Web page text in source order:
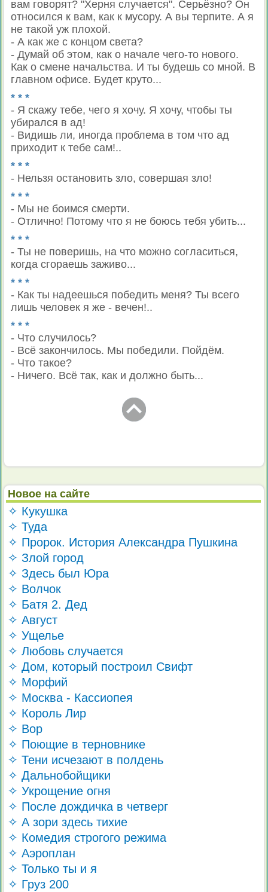
вам говорят? "Херня случается". Серьёзно? Он
относился к вам, как к мусору. А вы терпите. А я
не такой уж плохой.
- А как же с концом света?
- Думай об этом, как о начале чего-то нового.
Как о смене начальства. И ты будешь со мной. В
главном офисе. Будет круто...
* * *
- Я скажу тебе, чего я хочу. Я хочу, чтобы ты
убирался в ад!
- Видишь ли, иногда проблема в том что ад
приходит к тебе сам!..
* * *
- Нельзя остановить зло, совершая зло!
* * *
- Мы не боимся смерти.
- Отлично! Потому что я не боюсь тебя убить...
* * *
- Ты не поверишь, на что можно согласиться,
когда сгораешь заживо...
* * *
- Как ты надеешься победить меня? Ты всего
лишь человек я же - вечен!..
* * *
- Что случилось?
- Всё закончилось. Мы победили. Пойдём.
- Что такое?
- Ничего. Всё так, как и должно быть...
Новое на сайте
✧ Кукушка
✧ Туда
✧ Пророк. История Александра Пушкина
✧ Злой город
✧ Здесь был Юра
✧ Волчок
✧ Батя 2. Дед
✧ Август
✧ Ущелье
✧ Любовь случается
✧ Дом, который построил Свифт
✧ Морфий
✧ Москва - Кассиопея
✧ Король Лир
✧ Вор
✧ Поющие в терновнике
✧ Тени исчезают в полдень
✧ Дальнобойщики
✧ Укрощение огня
✧ После дождичка в четверг
✧ А зори здесь тихие
✧ Комедия строгого режима
✧ Аэроплан
✧ Только ты и я
✧ Груз 200